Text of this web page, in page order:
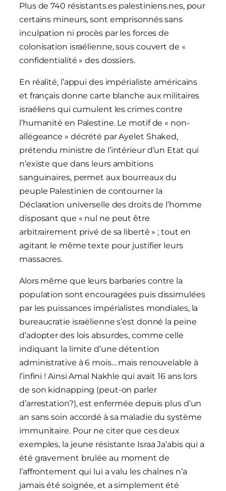
Plus de 740 résistants.es palestiniens.nes, pour
certains mineurs, sont emprisonnés sans
inculpation ni procès par les forces de
colonisation israélienne, sous couvert de «
confidentialité » des dossiers.
En réalité, l’appui des impérialiste américains
et français donne carte blanche aux militaires
israéliens qui cumulent les crimes contre
l’humanité en Palestine. Le motif de « non-
allégeance » décrété par Ayelet Shaked,
prétendu ministre de l’intérieur d’un Etat qui
n’existe que dans leurs ambitions
sanguinaires, permet aux bourreaux du
peuple Palestinien de contourner la
Déclaration universelle des droits de l’homme
disposant que « nul ne peut être
arbitrairement privé de sa liberté » ; tout en
agitant le même texte pour justifier leurs
massacres.
Alors même que leurs barbaries contre la
population sont encouragées puis dissimulées
par les puissances impérialistes mondiales, la
bureaucratie israëlienne s’est donné la peine
d’adopter des lois absurdes, comme celle
indiquant la limite d’une détention
administrative à 6 mois… mais renouvelable à
l’infini ! Ainsi Amal Nakhle qui avait 16 ans lors
de son kidnapping (peut-on parler
d’arrestation?), est enfermée depuis plus d’un
an sans soin accordé à sa maladie du système
immunitaire. Pour ne citer que ces deux
exemples, la jeune résistante Israa Ja’abis qui a
été gravement brulée au moment de
l’affrontement qui lui a valu les chaînes n’a
jamais été soignée, et a simplement été